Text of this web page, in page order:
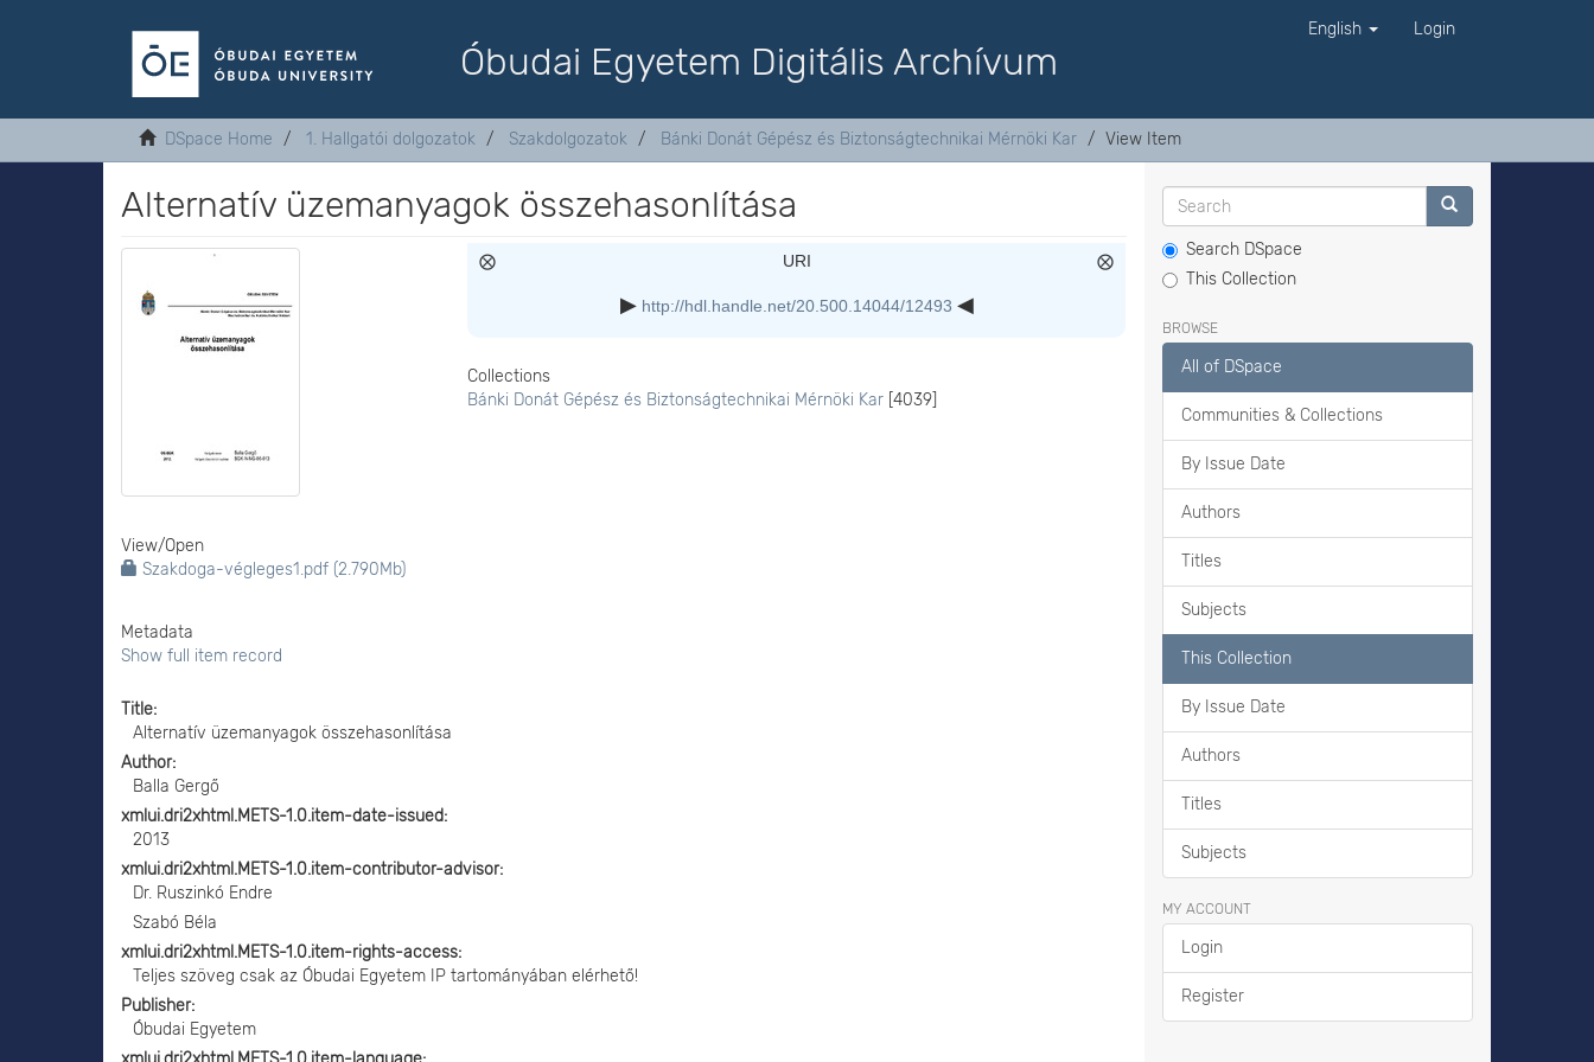
Óbudai Egyetem Digitális Archívum
English Login
DSpace Home 1. Hallgatói dolgozatok Szakdolgozatok Bánki Donát Gépész és Biztonságtechnikai Mérnöki Kar View Item
Alternatív üzemanyagok összehasonlítása
View/Open
Szakdoga-végleges1.pdf (2.790Mb)
Metadata
Show full item record
URI
http://hdl.handle.net/20.500.14044/12493
Collections
Bánki Donát Gépész és Biztonságtechnikai Mérnöki Kar [4039]
Title
Alternatív üzemanyagok összehasonlítása
Author
Balla Gergő
xmlui.dri2xhtml.METS-1.0.item-date-issued
2013
xmlui.dri2xhtml.METS-1.0.item-contributor-advisor
Dr. Ruszinkó Endre
Szabó Béla
xmlui.dri2xhtml.METS-1.0.item-rights-access
Teljes szöveg csak az Óbudai Egyetem IP tartományában elérhető!
Publisher
Óbudai Egyetem
Search DSpace
This Collection
BROWSE
All of DSpace
Communities & Collections
By Issue Date
Authors
Titles
Subjects
This Collection
By Issue Date
Authors
Titles
Subjects
MY ACCOUNT
Login
Register